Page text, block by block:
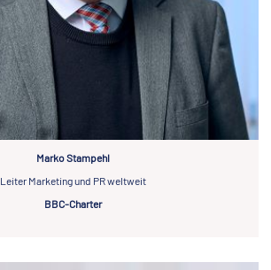
Marko Stampehl
Leiter Marketing und PR weltweit
BBC-Charter